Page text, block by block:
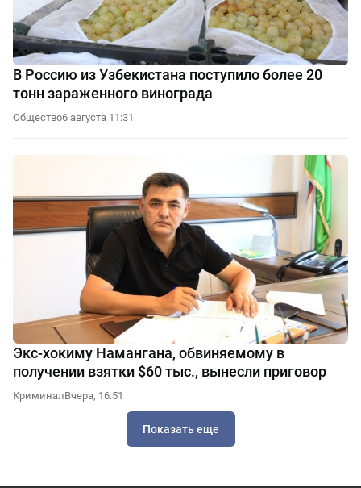
В Россию из Узбекистана поступило более 20
тонн зараженного винограда
Общество6 августа 11:31
Экс-хокиму Намангана, обвиняемому в
получении взятки $60 тыс., вынесли приговор
КриминалВчера, 16:51
Показать еще